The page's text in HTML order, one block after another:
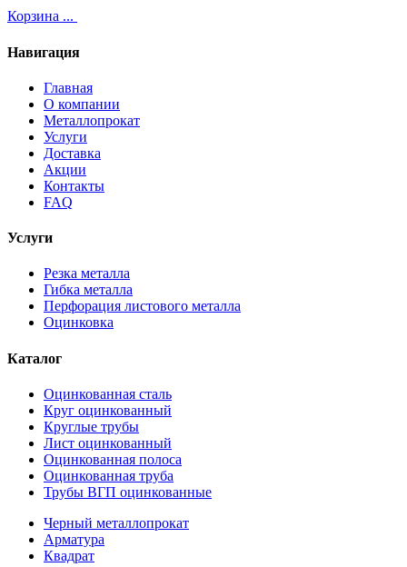
Корзина ...
Навигация
Главная
О компании
Металлопрокат
Услуги
Доставка
Акции
Контакты
FAQ
Услуги
Резка металла
Гибка металла
Перфорация листового металла
Оцинковка
Каталог
Оцинкованная сталь
Круг оцинкованный
Круглые трубы
Лист оцинкованный
Оцинкованная полоса
Оцинкованная труба
Трубы ВГП оцинкованные
Черный металлопрокат
Арматура
Квадрат